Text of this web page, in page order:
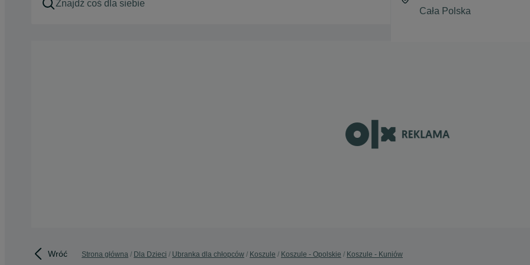
Wróć Strona główna Dla Dzieci Ubranka dla chłopców Koszule Koszule - Opolskie Koszule - Kuniów